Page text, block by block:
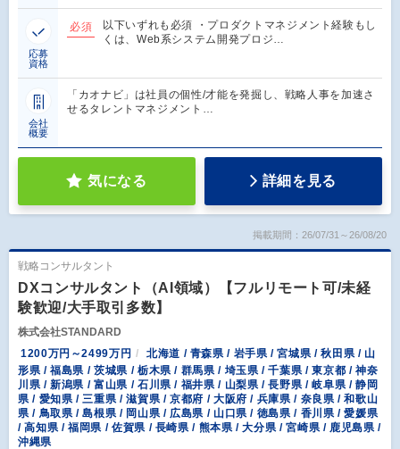
応募
資格
必須
以下いずれも必須 ・プロダクトマネジメント経験もし
くは、Web系システム開発プロジ…
会社
概要
「カオナビ」は社員の個性/才能を発掘し、戦略人事を加速さ
せるタレントマネジメント…
気になる 詳細を見る
掲載期間：26/07/31～26/08/20
戦略コンサルタント
DXコンサルタント（AI領域）【フルリモート可/未経
験歓迎/大手取引多数】
株式会社STANDARD
1200万円～2499万円
北海道 / 青森県 / 岩手県 / 宮城県 / 秋田県 / 山
形県 / 福島県 / 茨城県 / 栃木県 / 群馬県 / 埼玉県 / 千葉県 / 東京都 / 神奈
川県 / 新潟県 / 富山県 / 石川県 / 福井県 / 山梨県 / 長野県 / 岐阜県 / 静岡
県 / 愛知県 / 三重県 / 滋賀県 / 京都府 / 大阪府 / 兵庫県 / 奈良県 / 和歌山
県 / 鳥取県 / 島根県 / 岡山県 / 広島県 / 山口県 / 徳島県 / 香川県 / 愛媛県
/ 高知県 / 福岡県 / 佐賀県 / 長崎県 / 熊本県 / 大分県 / 宮崎県 / 鹿児島県 /
沖縄県